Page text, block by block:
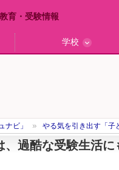
育・受験情報
学校
ナビ」 やる気を引き出す「子
、過酷な受験生活